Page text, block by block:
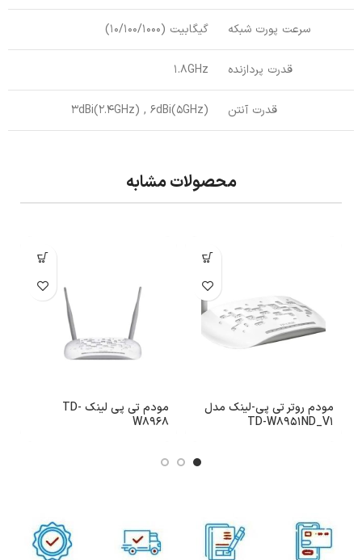
سرعت پورت شبکه گیگابیت (10/100/1000)
قدرت پردازنده 1.8GHz
قدرت آنتن 3dBi(2.4GHz) , 6dBi(5GHz)
محصولات مشابه
مودم روتر تی پی-لینک مدل
TD-W8951ND_V1
مودم تی پی لینک TD-
W8968